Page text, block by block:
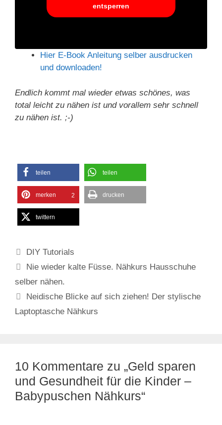
entsperren
Hier E-Book Anleitung selber ausdrucken
und downloaden!
Endlich kommt mal wieder etwas schönes, was
total leicht zu nähen ist und vorallem sehr schnell
zu nähen ist. ;-)
teilen teilen
merken 2 drucken
twittern
Kategorien
DIY Tutorials
Nie wieder kalte Füsse. Nähkurs Hausschuhe
selber nähen.
Neidische Blicke auf sich ziehen! Der stylische
Laptoptasche Nähkurs
10 Kommentare zu „Geld sparen
und Gesundheit für die Kinder –
Babypuschen Nähkurs“